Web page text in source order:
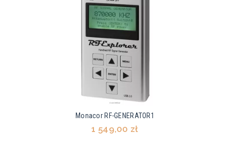
Monacor RF-GENERATOR1
1 549,00 zł